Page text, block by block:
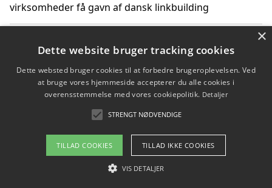
virksomheder få gavn af dansk linkbuilding
får du indgår et samarbejde
Hold et møde med en WordPress ekspert og vælg den
mest professionelle til at vedligeholde din løsning
Copyright 2026 - Pilanto Aps
Om / kontakt
×
Dette website bruger tracking cookies
Dette websted bruger cookies til at forbedre brugeroplevelsen. Ved
at bruge vores hjemmeside accepterer du alle cookies i
overensstemmelse med vores cookiepolitik. Detaljer
STRENGT NØDVENDIGE
TILLAD COOKIES TILLAD IKKE COOKIES
VIS DETALJER